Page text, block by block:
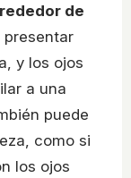
de
presentar
y los ojos
a una
puede
como si
los ojos